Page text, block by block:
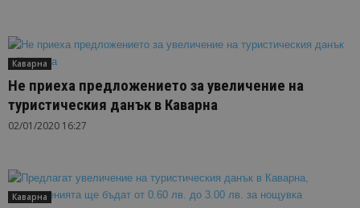
Каварна
Не приеха предложението за увеличение на
туристическия данък в Каварна
02/01/2020 16:27
Каварна